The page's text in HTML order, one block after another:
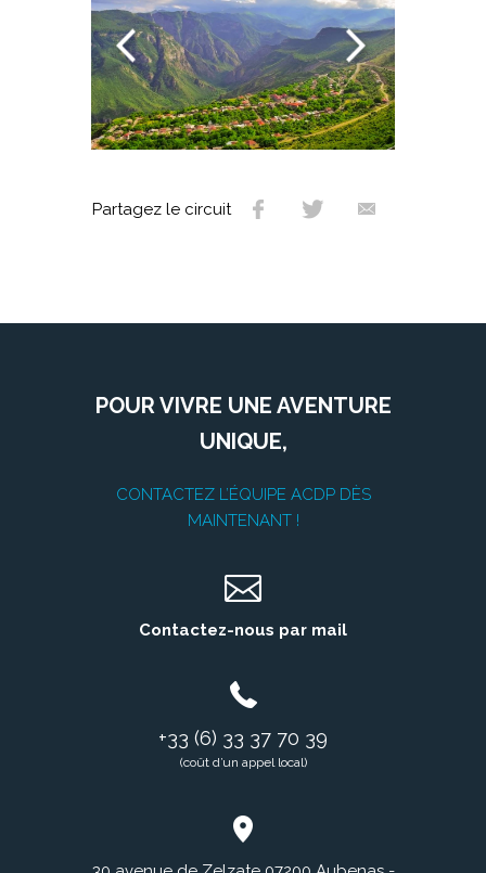
Partagez le circuit
POUR VIVRE UNE AVENTURE
UNIQUE,
CONTACTEZ L’ÉQUIPE ACDP DÈS
MAINTENANT !
Contactez-nous par mail
+33 (6) 33 37 70 39
(coût d’un appel local)